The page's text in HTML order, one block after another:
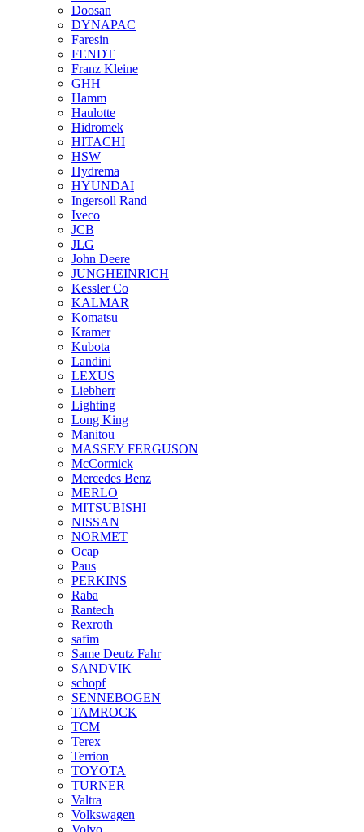
Doosan
DYNAPAC
Faresin
FENDT
Franz Kleine
GHH
Hamm
Haulotte
Hidromek
HITACHI
HSW
Hydrema
HYUNDAI
Ingersoll Rand
Iveco
JCB
JLG
John Deere
JUNGHEINRICH
Kessler Co
KALMAR
Komatsu
Kramer
Kubota
Landini
LEXUS
Liebherr
Lighting
Long King
Manitou
MASSEY FERGUSON
McCormick
Mercedes Benz
MERLO
MITSUBISHI
NISSAN
NORMET
Ocap
Paus
PERKINS
Raba
Rantech
Rexroth
safim
Same Deutz Fahr
SANDVIK
schopf
SENNEBOGEN
TAMROCK
TCM
Terex
Terrion
TOYOTA
TURNER
Valtra
Volkswagen
Volvo